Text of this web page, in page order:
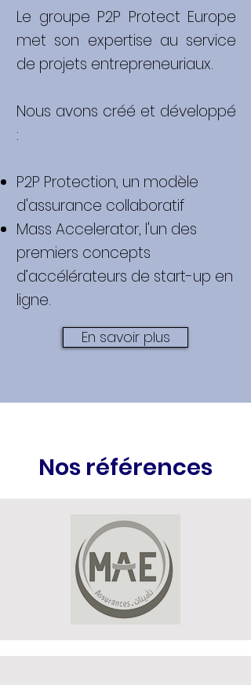
Le groupe P2P Protect Europe
met son expertise au service
de projets entrepreneuriaux.
Nous avons créé et développé
:
P2P Protection, un modèle
d'assurance collaboratif
Mass Accelerator, l'un des
premiers concepts
d’accélérateurs de start-up en
ligne.
En savoir plus
Nos références